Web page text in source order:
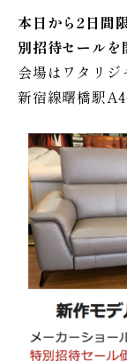
本日から2日間
別招待セールを
会場はワタリ
新宿線曙橋駅A4